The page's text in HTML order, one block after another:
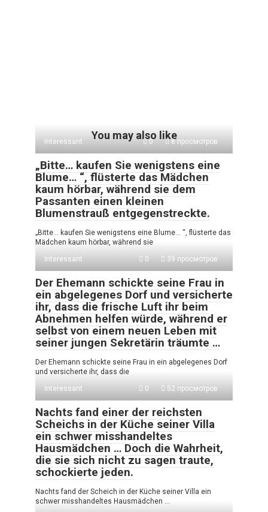
You may also like
Interessant 0 8 просмотров
„Bitte… kaufen Sie wenigstens eine
Blume… “, flüsterte das Mädchen
kaum hörbar, während sie dem
Passanten einen kleinen
Blumenstrauß entgegenstreckte.
„Bitte… kaufen Sie wenigstens eine Blume… “, flüsterte das
Mädchen kaum hörbar, während sie
Interessant
0 39 просмотров
Der Ehemann schickte seine Frau in
ein abgelegenes Dorf und versicherte
ihr, dass die frische Luft ihr beim
Abnehmen helfen würde, während er
selbst von einem neuen Leben mit
seiner jungen Sekretärin träumte …
Der Ehemann schickte seine Frau in ein abgelegenes Dorf
und versicherte ihr, dass die
Interessant
0 52 просмотров
Nachts fand einer der reichsten
Scheichs in der Küche seiner Villa
ein schwer misshandeltes
Hausmädchen … Doch die Wahrheit,
die sie sich nicht zu sagen traute,
schockierte jeden.
Nachts fand der Scheich in der Küche seiner Villa ein
schwer misshandeltes Hausmädchen …